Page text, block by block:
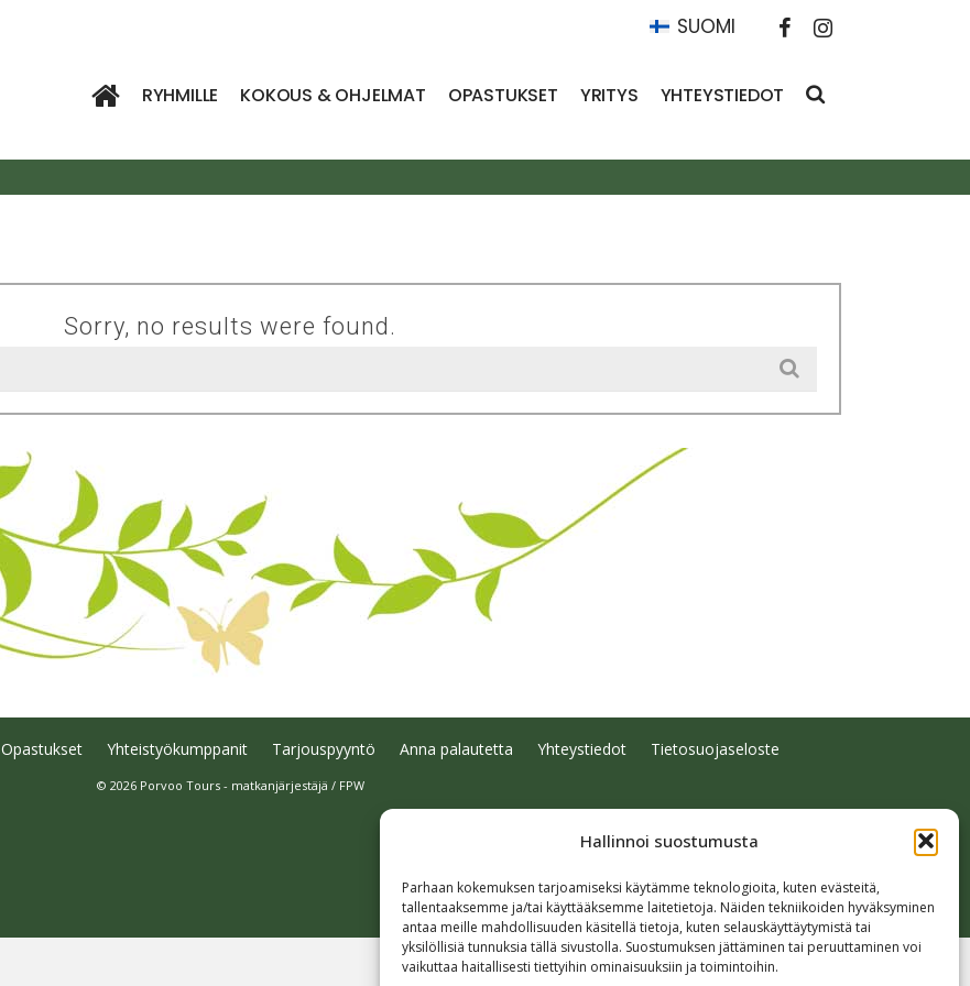
Hallinnoi suostumusta
Parhaan kokemuksen tarjoamiseksi käytämme teknologioita, kuten evästeitä,
tallentaaksemme ja/tai käyttääksemme laitetietoja. Näiden tekniikoiden hyväksyminen
antaa meille mahdollisuuden käsitellä tietoja, kuten selauskäyttäytymistä tai
yksilöllisiä tunnuksia tällä sivustolla. Suostumuksen jättäminen tai peruuttaminen voi
vaikuttaa haitallisesti tiettyihin ominaisuuksiin ja toimintoihin.
SUOMI
RYHMILLE KOKOUS & OHJELMAT OPASTUKSET YRITYS YHTEYSTIEDOT
Sorry, no results were found.
Opastukset Yhteistyökumppanit Tarjouspyyntö Anna palautetta Yhteystiedot Tietosuojaseloste
© 2026 Porvoo Tours - matkanjärjestäjä / FPW